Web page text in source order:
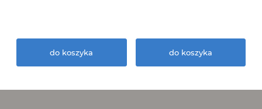
do koszyka do koszyka